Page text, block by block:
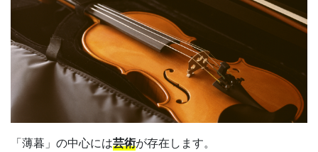
「薄暮」の中心には芸術が存在します。